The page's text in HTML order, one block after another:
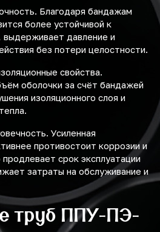
Благодаря бандажам
более устойчивой к
выдерживает давление и
без потери целостности.
свойства.
оболочки за счёт бандажей
изоляционного слоя и
Усиленная
противостоит коррозии и
срок эксплуатации
затраты на обслуживание и
труб ППУ-ПЭ-